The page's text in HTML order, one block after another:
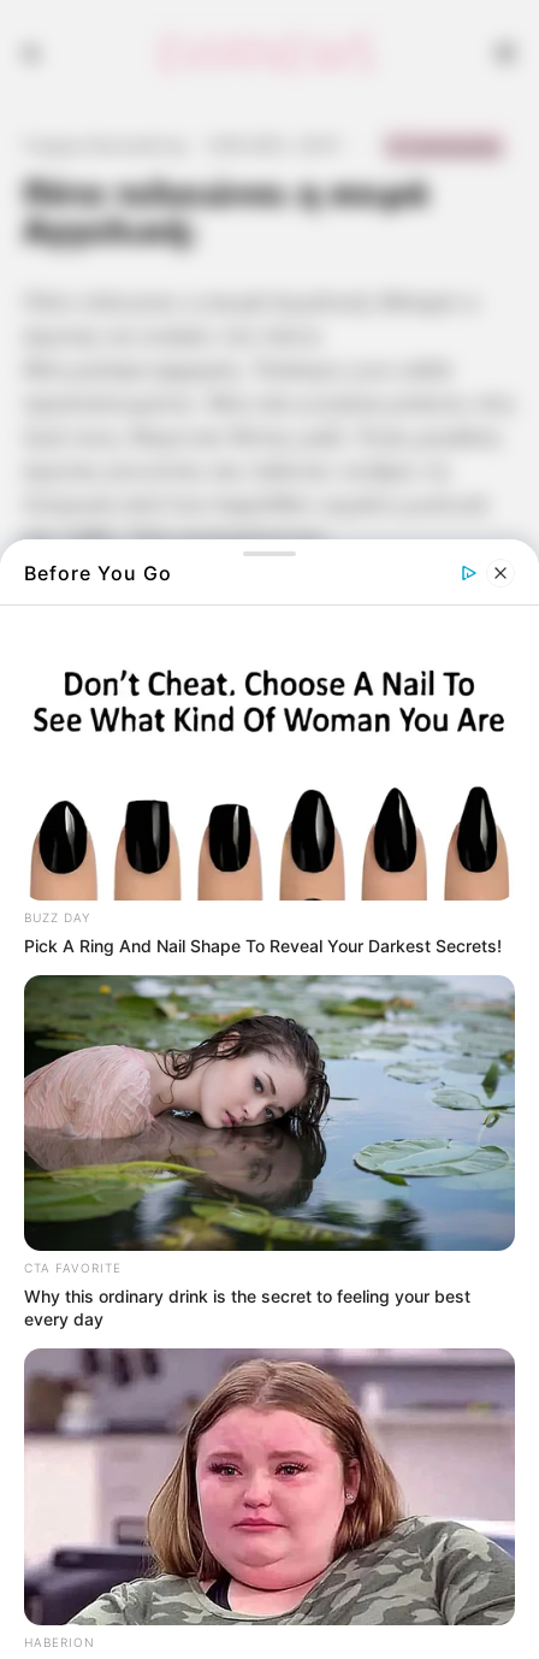
Πότε τελειώνει η σειρά
Αγγελική;
και πάθη. Όλα ανατρέπονται.
Είμαστε ένα βήμα πριν αποκαλυφθούν οι
Θα πέσουν οι μάσκες. Όλα θα έρθουν στο φως.
Το θέμα είναι αν θα τα μάθει όλα η Αγγελική.
Μένει να το δούμε στο τελευταίο επεισόδιο
της σειράς.
Κάθε πότε κληρώνει το τζόκερ, ποιες οι μέρες;
Μερομήνια 2026 – 2027: Τι καιρό θα κάνει;
Πότε ανοίγουν οι εγγραφές για τα
Πανεπιστήμια 2026 – Ημερομηνίες για
πρωτοετείς
Ακολουθήστε το evianews.com στο
News
ΤΑ ΠΙΟ ΔΗΜΟΦΙΛΗ
Before You Go
BUZZ DAY
Pick A Ring And Nail Shape To Reveal Your Darkest Secrets!
CTA FAVORITE
Why this ordinary drink is the secret to feeling your best
every day
HABERION